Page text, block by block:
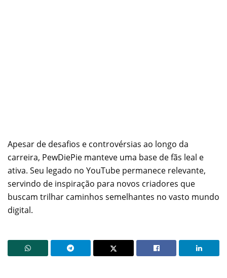
Apesar de desafios e controvérsias ao longo da
carreira, PewDiePie manteve uma base de fãs leal e
ativa. Seu legado no YouTube permanece relevante,
servindo de inspiração para novos criadores que
buscam trilhar caminhos semelhantes no vasto mundo
digital.